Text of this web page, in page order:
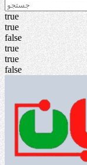
true
true
false
true
true
false